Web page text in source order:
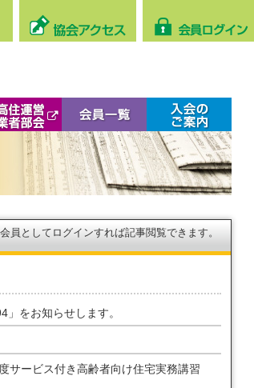
会員としてログインすれば記事閲覧できます。
」をお知らせします。
サービス付き高齢者向け住宅実務講習